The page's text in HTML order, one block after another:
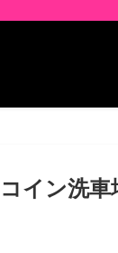
イン洗